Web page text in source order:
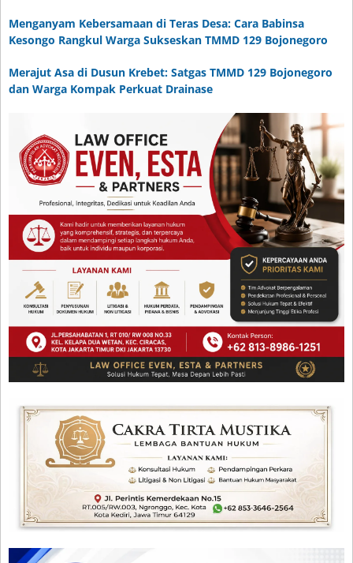
Menganyam Kebersamaan di Teras Desa: Cara Babinsa
Kesongo Rangkul Warga Sukseskan TMMD 129 Bojonegoro
Merajut Asa di Dusun Krebet: Satgas TMMD 129 Bojonegoro
dan Warga Kompak Perkuat Drainase